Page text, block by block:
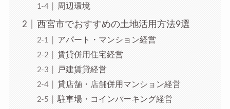
周辺環境
西宮市でおすすめの土地活用方法9選
アパート・マンション経営
賃貸併用住宅経営
戸建賃貸経営
貸店舗・店舗併用マンション経営
駐車場・コインパーキング経営